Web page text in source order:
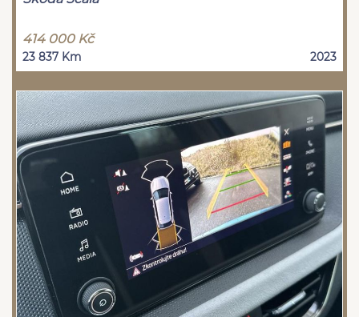
414 000 Kč
23 837 Km 2023